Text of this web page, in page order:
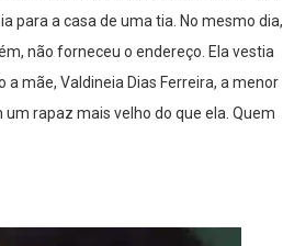
para a casa de uma tia. No mesmo dia,
não forneceu o endereço. Ela vestia
mãe, Valdineia Dias Ferreira, a menor
rapaz mais velho do que ela. Quem